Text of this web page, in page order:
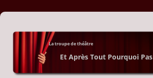
La troupe de théâtre
Et Après Tout Pourquoi Pas